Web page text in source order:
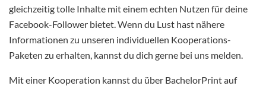
gleichzeitig tolle Inhalte mit einem echten Nutzen für deine
Facebook-Follower bietet. Wenn du Lust hast nähere
Informationen zu unseren individuellen Kooperations-
Paketen zu erhalten, kannst du dich gerne bei uns melden.
Mit einer Kooperation kannst du über BachelorPrint auf